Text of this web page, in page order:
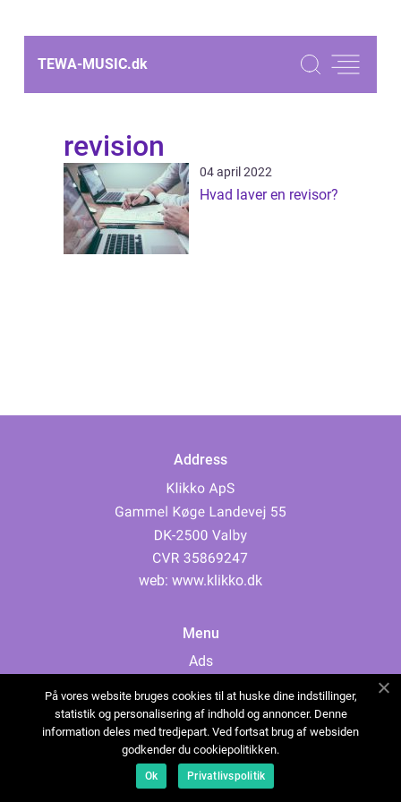
TEWA-MUSIC.dk
revision
04 april 2022
Hvad laver en revisor?
Address
web: www.klikko.dk
Menu
Ads
Cookies
Contact
Sitemap
På vores website bruges cookies til at huske dine indstillinger,
statistik og personalisering af indhold og annoncer. Denne
information deles med tredjepart. Ved fortsat brug af websiden
godkender du cookiepolitikken.
Ok Privatlivspolitik